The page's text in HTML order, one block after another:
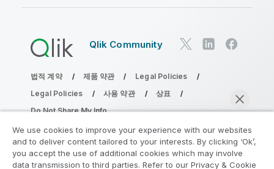
Qlik Community
법적 계약 제품 약관
Legal Policies
Legal Policies
사용 약관
상표
Do Not Share My Info
Copyright © 1993-2026 QlikTech International AB. 무단 전재
및 복제를 금합니다.
We use cookies to improve your experience with our websites
and to deliver content tailored to your interests. By clicking ‘Ok’,
you accept the use of additional cookies which may involve
data transmission to third parties. Refer to our Privacy & Cookie